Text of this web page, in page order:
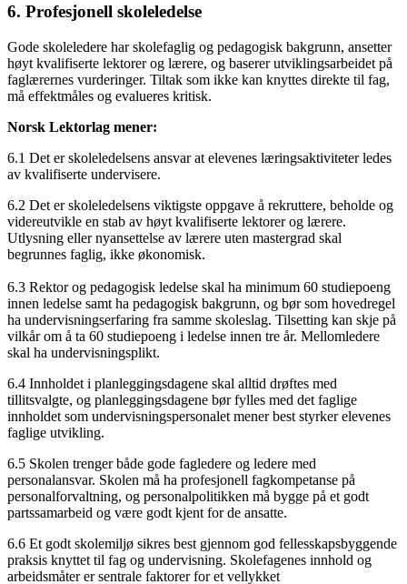
6. Profesjonell skoleledelse
Gode skoleledere har skolefaglig og pedagogisk bakgrunn, ansetter
høyt kvalifiserte lektorer og lærere, og baserer utviklingsarbeidet på
faglærernes vurderinger. Tiltak som ikke kan knyttes direkte til fag,
må effektmåles og evalueres kritisk.
Norsk Lektorlag mener:
6.1 Det er skoleledelsens ansvar at elevenes læringsaktiviteter ledes
av kvalifiserte undervisere.
6.2 Det er skoleledelsens viktigste oppgave å rekruttere, beholde og
videreutvikle en stab av høyt kvalifiserte lektorer og lærere.
Utlysning eller nyansettelse av lærere uten mastergrad skal
begrunnes faglig, ikke økonomisk.
6.3 Rektor og pedagogisk ledelse skal ha minimum 60 studiepoeng
innen ledelse samt ha pedagogisk bakgrunn, og bør som hovedregel
ha undervisningserfaring fra samme skoleslag. Tilsetting kan skje på
vilkår om å ta 60 studiepoeng i ledelse innen tre år. Mellomledere
skal ha undervisningsplikt.
6.4 Innholdet i planleggingsdagene skal alltid drøftes med
tillitsvalgte, og planleggingsdagene bør fylles med det faglige
innholdet som undervisningspersonalet mener best styrker elevenes
faglige utvikling.
6.5 Skolen trenger både gode fagledere og ledere med
personalansvar. Skolen må ha profesjonell fagkompetanse på
personalforvaltning, og personalpolitikken må bygge på et godt
partssamarbeid og være godt kjent for de ansatte.
6.6 Et godt skolemiljø sikres best gjennom god fellesskapsbyggende
praksis knyttet til fag og undervisning. Skolefagenes innhold og
arbeidsmåter er sentrale faktorer for et vellykket